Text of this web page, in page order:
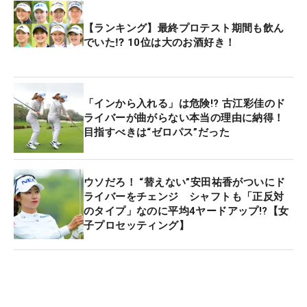
【ランキング】最終プロテスト期間も飲ん
でいた⁉ 10位は大のお酒好き！
「インから入れる」は危険!? 古江彩佳のド
ライバーが曲がらない本当の理由に納得！
目指すべきは“ゼロパス”だった
ウソだろ！ “替えない”安田祐香がついにド
ライバーをチェンジ シャフトも「正反対
のタイプ」なのに平均4ヤードアップ!?【女
子プロセッティング】